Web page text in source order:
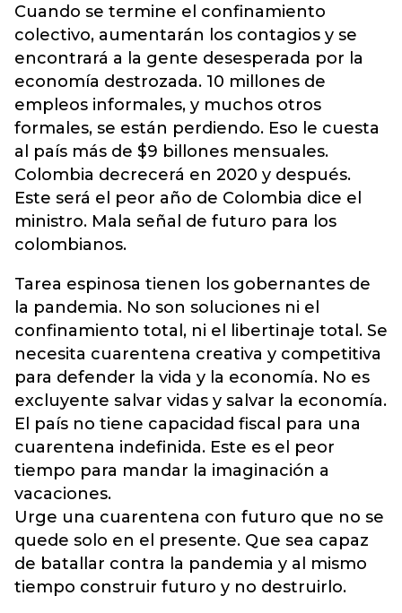
Cuando se termine el confinamiento
colectivo, aumentarán los contagios y se
encontrará a la gente desesperada por la
economía destrozada. 10 millones de
empleos informales, y muchos otros
formales, se están perdiendo. Eso le cuesta
al país más de $9 billones mensuales.
Colombia decrecerá en 2020 y después.
Este será el peor año de Colombia dice el
ministro. Mala señal de futuro para los
colombianos.
Tarea espinosa tienen los gobernantes de
la pandemia. No son soluciones ni el
confinamiento total, ni el libertinaje total. Se
necesita cuarentena creativa y competitiva
para defender la vida y la economía. No es
excluyente salvar vidas y salvar la economía.
El país no tiene capacidad fiscal para una
cuarentena indefinida. Este es el peor
tiempo para mandar la imaginación a
vacaciones.
Urge una cuarentena con futuro que no se
quede solo en el presente. Que sea capaz
de batallar contra la pandemia y al mismo
tiempo construir futuro y no destruirlo.